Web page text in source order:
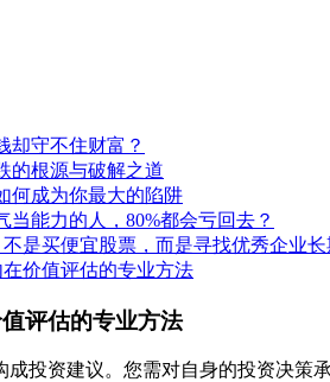
却守不住财富？
的根源与破解之道
何成为你最大的陷阱
能力的人，80%都会亏回去？
是买便宜股票，而是寻找优秀企业
价值评估的专业方法
评估的专业方法
投资建议。您需对自身的投资决策承